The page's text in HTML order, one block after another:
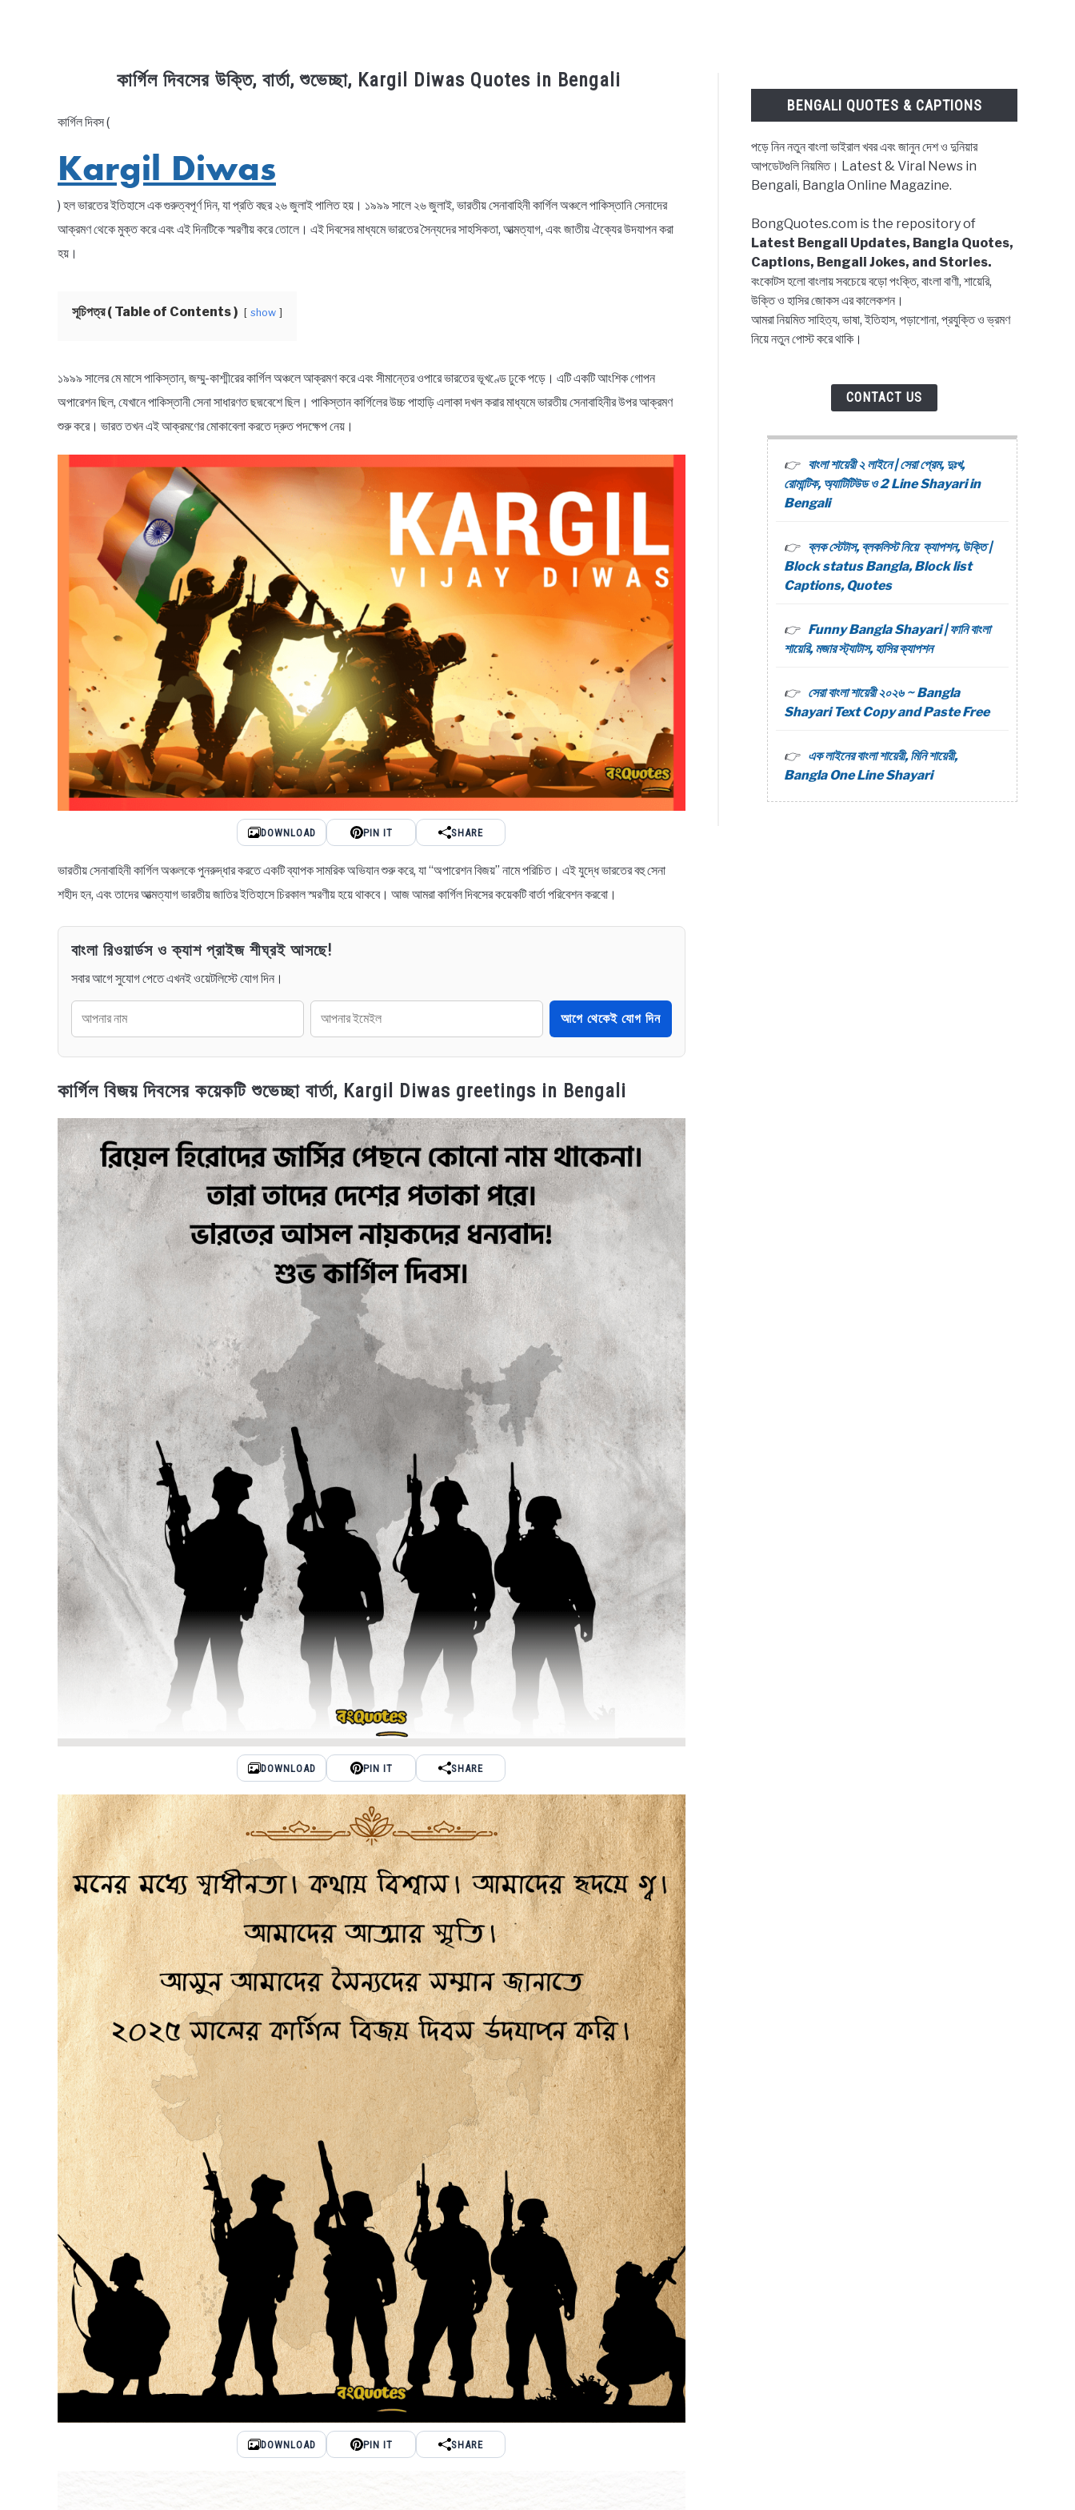
কার্গিল দিবসের উক্তি, বার্তা, শুভেচ্ছা, Kargil Diwas Quotes in Bengali
in
Wishes
কার্গিল দিবস (
Kargil Diwas
) হল ভারতের ইতিহাসে এক গুরুত্বপূর্ণ দিন, যা প্রতি বছর ২৬ জুলাই পালিত হয়। ১৯৯৯ সালে ২৬ জুলাই, ভারতীয় সেনাবাহিনী কার্গিল অঞ্চলে পাকিস্তানি সেনাদের
আক্রমণ থেকে মুক্ত করে এবং এই দিনটিকে স্মরণীয় করে তোলে। এই দিবসের মাধ্যমে ভারতের সৈন্যদের সাহসিকতা, আত্মত্যাগ, এবং জাতীয় ঐক্যের উদযাপন করা
হয়।
সূচিপত্র ( Table of Contents ) show
১৯৯৯ সালের মে মাসে পাকিস্তান, জম্মু-কাশ্মীরের কার্গিল অঞ্চলে আক্রমণ করে এবং সীমান্তের ওপারে ভারতের ভূখণ্ডে ঢুকে পড়ে। এটি একটি আংশিক গোপন
অপারেশন ছিল, যেখানে পাকিস্তানী সেনা সাধারণত ছদ্মবেশে ছিল। পাকিস্তান কার্গিলের উচ্চ পাহাড়ি এলাকা দখল করার মাধ্যমে ভারতীয় সেনাবাহিনীর উপর আক্রমণ
শুরু করে। ভারত তখন এই আক্রমণের মোকাবেলা করতে দ্রুত পদক্ষেপ নেয়।
DOWNLOAD PIN IT SHARE
ভারতীয় সেনাবাহিনী কার্গিল অঞ্চলকে পুনরুদ্ধার করতে একটি ব্যাপক সামরিক অভিযান শুরু করে, যা “অপারেশন বিজয়” নামে পরিচিত। এই যুদ্ধে ভারতের বহু সেনা
শহীদ হন, এবং তাদের আত্মত্যাগ ভারতীয় জাতির ইতিহাসে চিরকাল স্মরণীয় হয়ে থাকবে। আজ আমরা কার্গিল দিবসের কয়েকটি বার্তা পরিবেশন করবো।
বাংলা রিওয়ার্ডস ও ক্যাশ প্রাইজ শীঘ্রই আসছে!
সবার আগে সুযোগ পেতে এখনই ওয়েটলিস্টে যোগ দিন।
আগে থেকেই যোগ দিন
কার্গিল বিজয় দিবসের কয়েকটি শুভেচ্ছা বার্তা, Kargil Diwas greetings in Bengali
DOWNLOAD PIN IT SHARE
DOWNLOAD PIN IT SHARE
BENGALI QUOTES & CAPTIONS
পড়ে নিন নতুন বাংলা ভাইরাল খবর এবং জানুন দেশ ও দুনিয়ার
আপডেটগুলি নিয়মিত। Latest & Viral News in
Bengali, Bangla Online Magazine.
BongQuotes.com is the repository of
Latest Bengali Updates, Bangla Quotes,
Captions, Bengali Jokes, and Stories.
বংকোটস হলো বাংলায় সবচেয়ে বড়ো পংক্তি, বাংলা বাণী, শায়েরি,
উক্তি ও হাসির জোকস এর কালেকশন।
আমরা নিয়মিত সাহিত্য, ভাষা, ইতিহাস, পড়াশোনা, প্রযুক্তি ও ভ্রমণ
নিয়ে নতুন পোস্ট করে থাকি।
CONTACT US
বাংলা শায়েরী ২ লাইনে | সেরা প্রেম, দুঃখ,
রোমান্টিক, অ্যাটিটিউড ও 2 Line Shayari in
Bengali
ব্লক স্টেটাস, ব্লকলিস্ট নিয়ে ক্যাপশন, উক্তি |
Block status Bangla, Block list
Captions, Quotes
Funny Bangla Shayari | ফানি বাংলা
শায়েরি, মজার স্ট্যাটাস, হাসির ক্যাপশন
সেরা বাংলা শায়েরী ২০২৬ ~ Bangla
Shayari Text Copy and Paste Free
এক লাইনের বাংলা শায়েরী, মিনি শায়েরী,
Bangla One Line Shayari